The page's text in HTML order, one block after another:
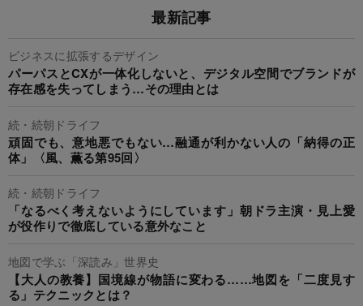
最新記事
ビジネスに拡張するデザイン
パーパスとCXが一体化しないと、デジタル空間でブランドが
存在感を失ってしまう…その理由とは
続・続朝ドライフ
頑固でも、意地悪でもない…融通が利かない人の「納得の正
体」〈風、薫る第95回〉
続・続朝ドライフ
「なるべく考えないようにしています」朝ドラ主演・見上愛
が役作りで徹底している意外なこと
地図で学ぶ「深読み」世界史
【大人の教養】国境線が物語に変わる……地図を「二度見す
る」テクニックとは？